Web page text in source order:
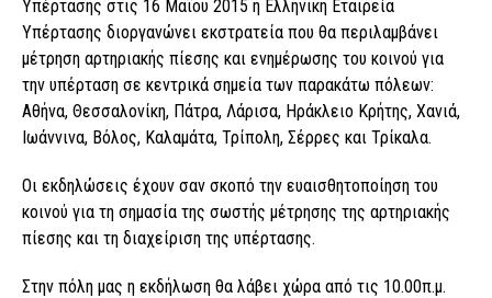
Υπέρτασης στις 16 Μαΐου 2015 η Ελληνική Εταιρεία
Υπέρτασης διοργανώνει εκστρατεία που θα περιλαμβάνει
μέτρηση αρτηριακής πίεσης και ενημέρωσης του κοινού για
την υπέρταση σε κεντρικά σημεία των παρακάτω πόλεων:
Αθήνα, Θεσσαλονίκη, Πάτρα, Λάρισα, Ηράκλειο Κρήτης, Χανιά,
Ιωάννινα, Βόλος, Καλαμάτα, Τρίπολη, Σέρρες και Τρίκαλα.
Οι εκδηλώσεις έχουν σαν σκοπό την ευαισθητοποίηση του
κοινού για τη σημασία της σωστής μέτρησης της αρτηριακής
πίεσης και τη διαχείριση της υπέρτασης.
Στην πόλη μας η εκδήλωση θα λάβει χώρα από τις 10.00π.μ.